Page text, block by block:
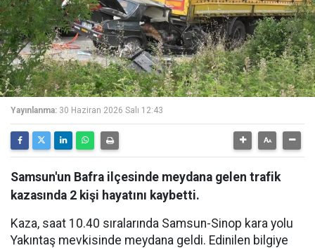
Yayınlanma: 30 Haziran 2026 Salı 12:43
Samsun'un Bafra ilçesinde meydana gelen trafik
kazasında 2 kişi hayatını kaybetti.
Kaza, saat 10.40 sıralarında Samsun-Sinop kara yolu
Yakıntaş mevkisinde meydana geldi. Edinilen bilgiye